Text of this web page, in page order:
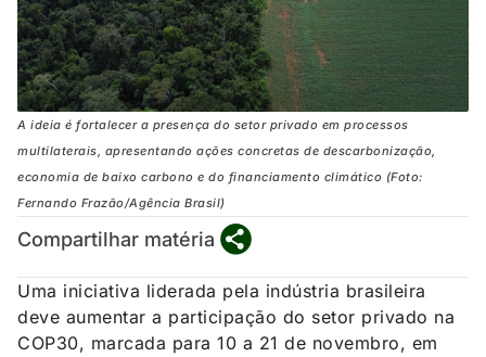
A ideia é fortalecer a presença do setor privado em processos
multilaterais, apresentando ações concretas de descarbonização,
economia de baixo carbono e do financiamento climático (Foto:
Fernando Frazão/Agência Brasil)
Compartilhar matéria
Uma iniciativa liderada pela indústria brasileira
deve aumentar a participação do setor privado na
COP30, marcada para 10 a 21 de novembro, em